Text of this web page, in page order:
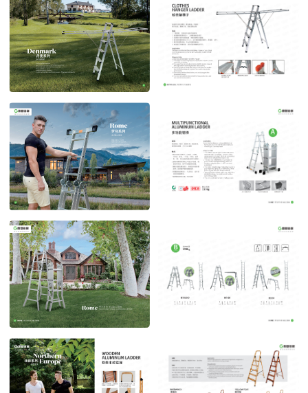
丹麦系列
POST TIME:2023-04-27
丹麦系列 多功能晾晒
POST TIME:2023-04-27
罗马系列
POST TIME:2023-04-27 POST TIME:2023-04-27
罗马系列2
POST TIME:2023-04-27 POST TIME:2023-04-27